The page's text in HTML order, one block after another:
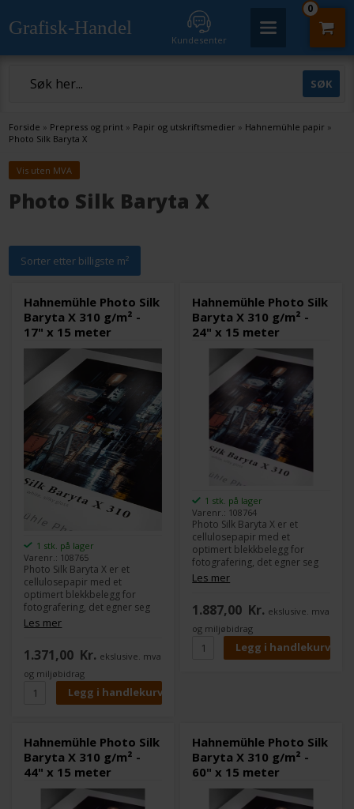
Grafisk-Handel
Kundesenter
0
Forside » Prepress og print » Papir og utskriftsmedier » Hahnemühle papir »
Photo Silk Baryta X
Vis uten MVA
Photo Silk Baryta X
Sorter etter billigste m²
Hahnemühle Photo Silk
Baryta X 310 g/m² -
17" x 15 meter
1 stk. på lager
Varenr.: 108765
Photo Silk Baryta X er et
cellulosepapir med et
optimert blekkbelegg for
fotografering, det egner seg
perfekt for foto- og
plakatutskrift.
inntrykk av et tradisjonelt
sølvhalogenid fotopapir.
Les mer
1.371,00 Kr. ekslusive. mva
og miljøbidrag
Hahnemühle Photo Silk
Baryta X 310 g/m² -
24" x 15 meter
1 stk. på lager
Varenr.: 108764
Photo Silk Baryta X er et
cellulosepapir med et
optimert blekkbelegg for
fotografering, det egner seg
perfekt for foto- og
plakatutskrift.
inntrykk av et tradisjonelt
sølvhalogenid fotopapir.
Les mer
1.887,00 Kr. ekslusive. mva
og miljøbidrag
Hahnemühle Photo Silk
Baryta X 310 g/m² -
44" x 15 meter
Hahnemühle Photo Silk
Baryta X 310 g/m² -
60" x 15 meter